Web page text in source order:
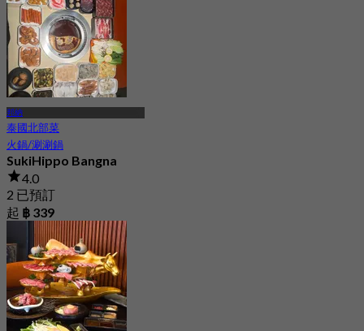
邦納
泰國北部菜
火鍋/涮涮鍋
SukiHippo Bangna
4.0
2 已預訂
起 ฿ 339